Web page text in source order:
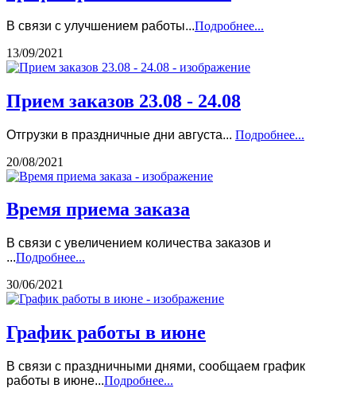
В связи с улучшением работы...Подробнее...
13/09/2021
Прием заказов 23.08 - 24.08
Отгрузки в праздничные дни августа... Подробнее...
20/08/2021
Время приема заказа
В связи с увеличением количества заказов и
...Подробнее...
30/06/2021
График работы в июне
В связи с праздничными днями, сообщаем график
работы в июне...Подробнее...